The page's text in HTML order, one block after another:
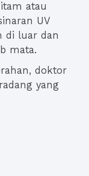
atau
UV
di luar dan
mata.
doktor
yang